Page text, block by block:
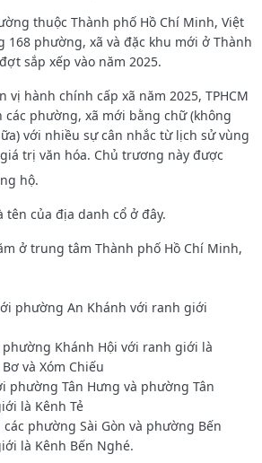
thuộc Thành phố Hồ Chí Minh, Việt
168 phường, xã và đặc khu mới ở Thành
sắp xếp vào năm 2025.
vị hành chính cấp xã năm 2025, TPHCM
phường, xã mới bằng chữ (không
với nhiều sự cân nhắc từ lịch sử vùng
trị văn hóa. Chủ trương này được
hộ.
tên của địa danh cổ ở đây.
ở trung tâm Thành phố Hồ Chí Minh,
phường An Khánh với ranh giới
phường Khánh Hội với ranh giới là
và Xóm Chiếu
phường Tân Hưng và phường Tân
là Kênh Tẻ
các phường Sài Gòn và phường Bến
là Kênh Bến Nghé.